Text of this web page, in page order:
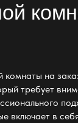
комнаты на
требует
включает в